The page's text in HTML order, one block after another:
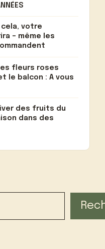
votre
– même les
fleurs roses
le balcon : A vous
des fruits du
dans des